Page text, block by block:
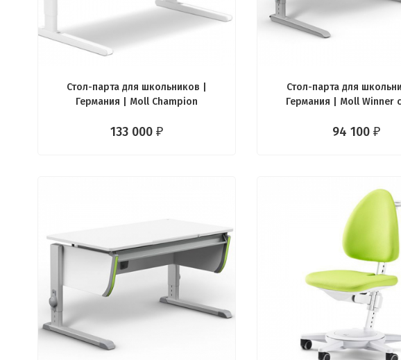
Стол-парта для школьников |
Германия | Moll Champion
133 000 ₽
Стол-парта для
Германия | Moll Winner
94 100₽